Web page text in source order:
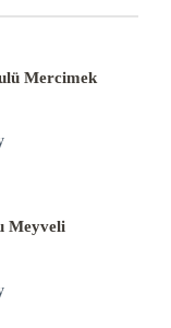
Mercimek
Meyveli